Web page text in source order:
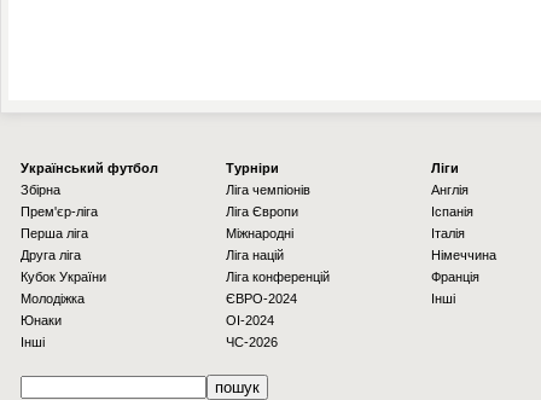
Українcький футбол
Збірна
Прем'єр-ліга
Перша ліга
Друга ліга
Кубок України
Молодіжка
Юнаки
Інші
Турніри
Ліга чемпіонів
Ліга Європи
Міжнародні
Ліга націй
Ліга конференцій
ЄВРО-2024
OI-2024
ЧС-2026
Ліги
Англія
Іспанія
Італія
Німеччина
Франція
Інші